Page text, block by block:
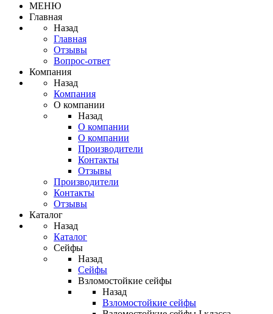
МЕНЮ
Главная
Назад
Главная
Отзывы
Вопрос-ответ
Компания
Назад
Компания
О компании
Назад
О компании
О компании
Производители
Контакты
Отзывы
Производители
Контакты
Отзывы
Каталог
Назад
Каталог
Сейфы
Назад
Сейфы
Взломостойкие сейфы
Назад
Взломостойкие сейфы